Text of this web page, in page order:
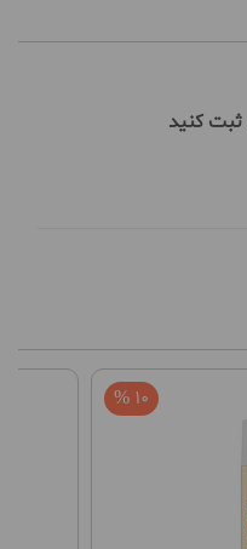
کنید
10 %